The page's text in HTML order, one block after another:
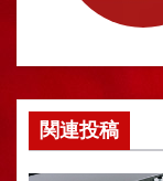
ン
関連投稿